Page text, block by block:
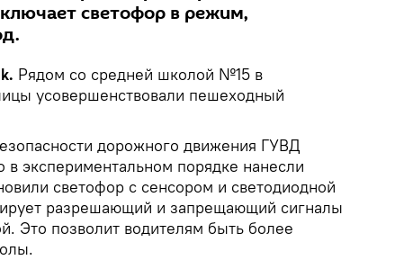
светофор в режим,
Рядом со средней школой №15 в
усовершенствовали пешеходный
дорожного движения ГУВД
в экспериментальном порядке нанесли
светофор с сенсором и светодиодной
разрешающий и запрещающий сигналы
Это позволит водителям быть более